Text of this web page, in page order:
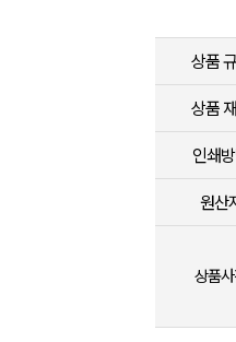
상품
상품
인쇄
원산
상품